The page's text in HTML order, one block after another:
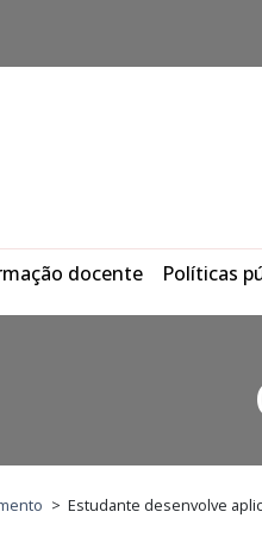
docente Políticas
> Estudante desenvolve